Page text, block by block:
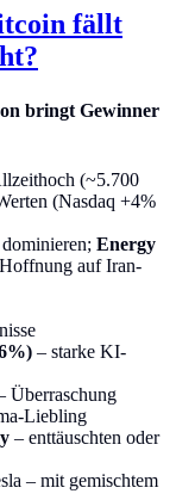
fällt
bringt Gewinner
(~5.700
(Nasdaq +4%
dominieren; Energy
auf Iran-
– starke KI-
Überraschung
Liebling
– enttäuschten oder
– mit gemischtem